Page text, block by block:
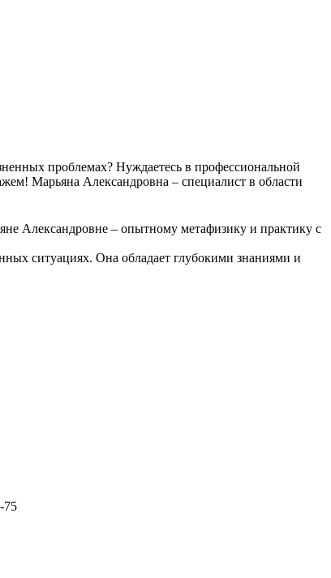
проблемах? Нуждаетесь в профессиональной
Марьяна Александровна – специалист в области
Александровне – опытному метафизику и практику с
ситуациях. Она обладает глубокими знаниями и